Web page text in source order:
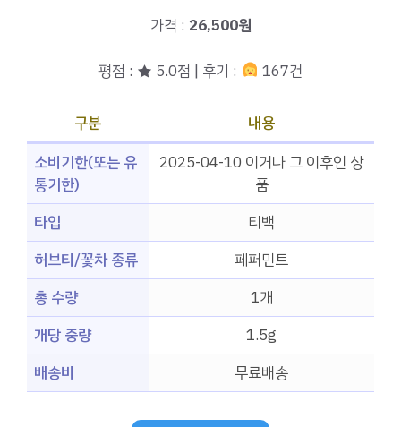
가격 : 26,500원
평점 : ★ 5.0점 | 후기 : 167건
구분
내용
소비기한(또는 유
통기한)
2025-04-10 이거나 그 이후인 상
품
타입
티백
허브티/꽃차 종류
페퍼민트
총 수량
1개
개당 중량
1.5g
배송비
무료배송